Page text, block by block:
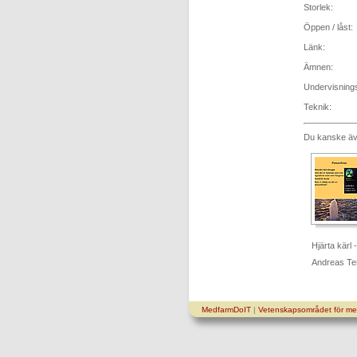
Storlek:
Öppen / låst:
Länk:
Ämnen:
Teknik:
Du kanske
Hjärta kärl
Andreas
MedfarmDoIT| Vetenskapsområdet för